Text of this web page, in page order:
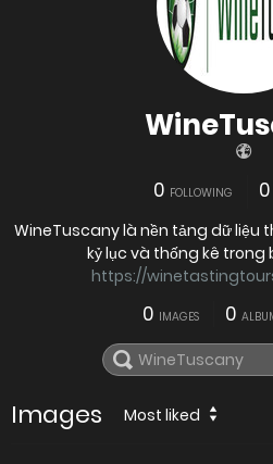
0 FOLLOWING 0
WineTuscany là nền tảng dữ liệu
kỷ lục và thống kê trong
https://
0 IMAGES 0
Images Most liked